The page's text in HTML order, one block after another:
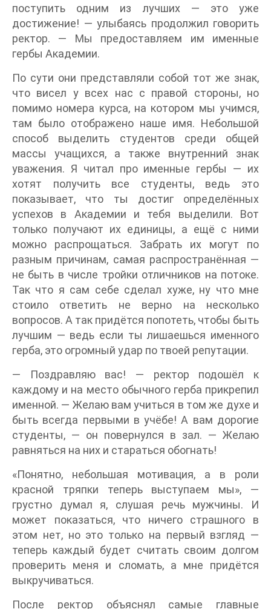
поступить одним из лучших — это уже
достижение! — улыбаясь продолжил говорить
ректор. — Мы предоставляем им именные
гербы Академии.
По сути они представляли собой тот же знак,
что висел у всех нас с правой стороны, но
помимо номера курса, на котором мы учимся,
там было отображено наше имя. Небольшой
способ выделить студентов среди общей
массы учащихся, а также внутренний знак
уважения. Я читал про именные гербы — их
хотят получить все студенты, ведь это
показывает, что ты достиг определённых
успехов в Академии и тебя выделили. Вот
только получают их единицы, а ещё с ними
можно распрощаться. Забрать их могут по
разным причинам, самая распространённая —
не быть в числе тройки отличников на потоке.
Так что я сам себе сделал хуже, ну что мне
стоило ответить не верно на несколько
вопросов. А так придётся попотеть, чтобы быть
лучшим — ведь если ты лишаешься именного
герба, это огромный удар по твоей репутации.
— Поздравляю вас! — ректор подошёл к
каждому и на место обычного герба прикрепил
именной. — Желаю вам учиться в том же духе и
быть всегда первыми в учёбе! А вам дорогие
студенты, — он повернулся в зал. — Желаю
равняться на них и стараться обогнать!
«Понятно, небольшая мотивация, а в роли
красной тряпки теперь выступаем мы», —
грустно думал я, слушая речь мужчины. И
может показаться, что ничего страшного в
этом нет, но это только на первый взгляд —
теперь каждый будет считать своим долгом
проверить меня и сломать, а мне придётся
выкручиваться.
После ректор объяснял самые главные